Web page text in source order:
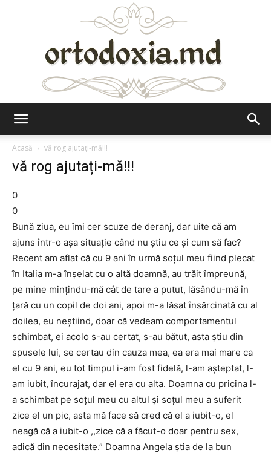
Acasă
vă rog ajutați-mă!!!
vă rog ajutați-mă!!!
0
0
Bună ziua, eu îmi cer scuze de deranj, dar uite că am
ajuns într-o așa situație când nu știu ce și cum să fac?
Recent am aflat că cu 9 ani în urmă soțul meu fiind plecat
în Italia m-a înșelat cu o altă doamnă, au trăit împreună,
pe mine mințindu-mă cât de tare a putut, lăsându-mă în
țară cu un copil de doi ani, apoi m-a lăsat însărcinată cu al
doilea, eu neștiind, doar că vedeam comportamentul
schimbat, ei acolo s-au certat, s-au bătut, asta știu din
spusele lui, se certau din cauza mea, ea era mai mare ca
el cu 9 ani, eu tot timpul i-am fost fidelă, l-am așteptat, l-
am iubit, încurajat, dar el era cu alta. Doamna cu pricina l-
a schimbat pe soțul meu cu altul și soțul meu a suferit
zice el un pic, asta mă face să cred că el a iubit-o, el
neagă că a iubit-o ,,zice că a făcut-o doar pentru sex,
adică din necesitate.” Doamna Angela știa de la bun